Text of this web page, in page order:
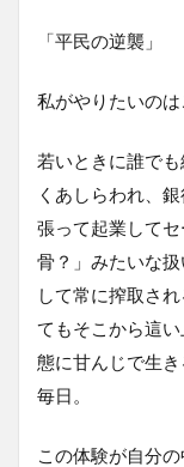
「平民の逆襲」
私がやりたいのは
若いときに誰で
くあしらわれ、
張って起業して
骨？」みたいな
して常に搾取さ
てもそこから這
態に甘んじで生
毎日。
この体験が自分